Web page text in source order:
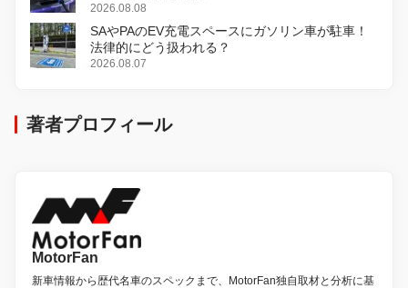
2026.08.08
SAやPAのEV充電スペースにガソリン車が駐車！
法律的にどう扱われる？
2026.08.07
著者プロフィール
MotorFan
新車情報から歴代名車のスペックまで、MotorFan独自取材と分析に基